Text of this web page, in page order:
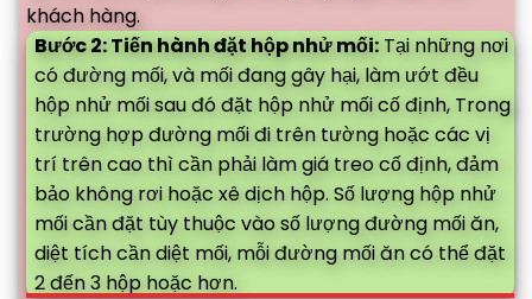
khách hàng.
Bước 2: Tiến hành đặt hộp nhử mối: Tại những nơi
có đường mối, và mối đang gây hại, làm ướt đều
hộp nhử mối sau đó đặt hộp nhử mối cố định, Trong
trường hợp đường mối đi trên tường hoặc các vị
trí trên cao thì cần phải làm giá treo cố định, đảm
bảo không rơi hoặc xê dịch hộp. Số lượng hộp nhử
mối cần đặt tùy thuộc vào số lượng đường mối ăn,
diệt tích cần diệt mối, mỗi đường mối ăn có thể đặt
2 đến 3 hộp hoặc hơn.